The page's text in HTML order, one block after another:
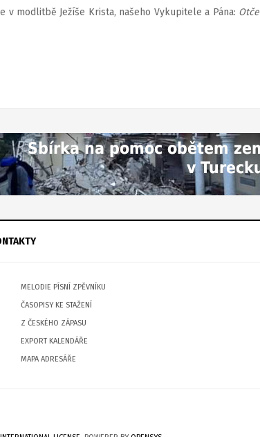
v modlitbě Ježíše Krista, našeho Vykupitele a Pána: Otče
MELODIE PÍSNÍ ZPĚVNÍKU
ČASOPISY KE STAŽENÍ
Z ČESKÉHO ZÁPASU
EXPORT KALENDÁŘE
MAPA ADRESÁŘE